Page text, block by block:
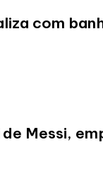
com
Messi,